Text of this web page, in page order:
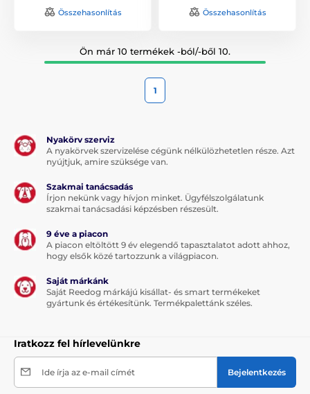
Összehasonlítás Összehasonlítás
Ön már 10 termékek -ból/-ből 10.
1
Nyakörv szerviz
A nyakörvek szervizelése cégünk nélkülözhetetlen része. Azt
nyújtjuk, amire szüksége van.
Szakmai tanácsadás
Írjon nekünk vagy hívjon minket. Ügyfélszolgálatunk
szakmai tanácsadási képzésben részesült.
9 éve a piacon
A piacon eltöltött 9 év elegendő tapasztalatot adott ahhoz,
hogy elsők közé tartozzunk a világpiacon.
Saját márkánk
Saját Reedog márkájú kisállat- és smart termékeket
gyártunk és értékesítünk. Termékpalettánk széles.
Iratkozz fel hírlevelünkre
Ide írja az e-mail címét Bejelentkezés